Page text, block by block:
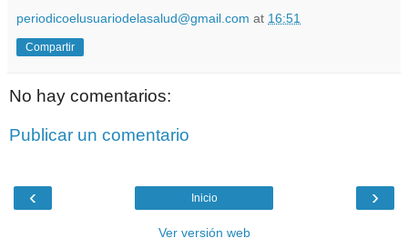
periodicoelusuariodelasalud@gmail.com at 16:51
Compartir
No hay comentarios:
Publicar un comentario
‹ ›
Inicio
Ver versión web